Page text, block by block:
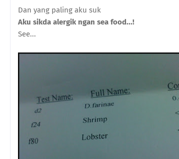
Dan yang paling aku suk
Aku sikda alergik ngan sea food...!
See...